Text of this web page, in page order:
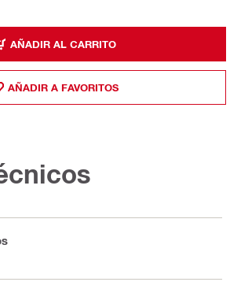
AÑADIR AL CARRITO
AÑADIR A FAVORITOS